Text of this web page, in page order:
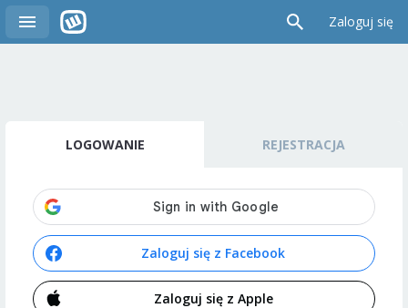
Zaloguj się
LOGOWANIE REJESTRACJA
Zaloguj się z Facebook
Zaloguj się z Apple